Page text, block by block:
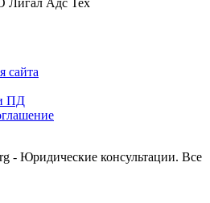
Лигал Адс Тех
сайта
ПД
- Юридические консультации. Все